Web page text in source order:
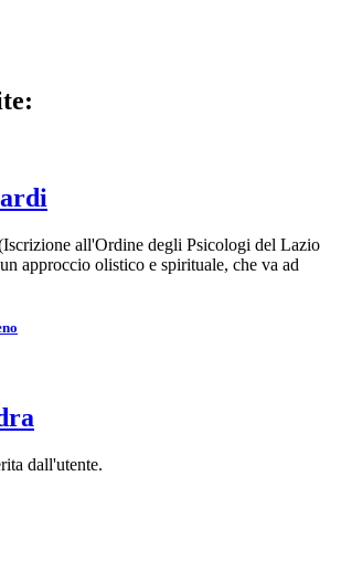
all'Ordine degli Psicologi del Lazio
approccio olistico e spirituale, che va ad
dall'utente.